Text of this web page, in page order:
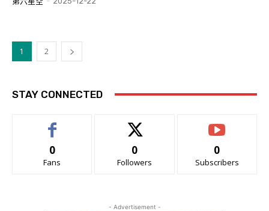
1 2
STAY CONNECTED
0
Fans
0
Followers
0
Subscribers
- Advertisement -